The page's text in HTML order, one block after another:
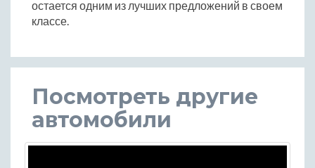
остается одним из лучших предложений в своем
классе.
Посмотреть другие
автомобили